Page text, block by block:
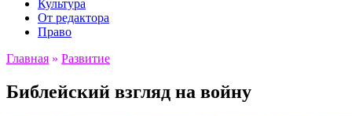
Культура
От редактора
Право
Главная » Развитие
Библейский взгляд на войну